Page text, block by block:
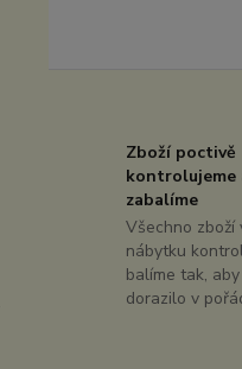
Zboží poctivě
kontrolujeme
zabalíme
Všechno zboží
nábytku
balíme tak,
dorazilo v